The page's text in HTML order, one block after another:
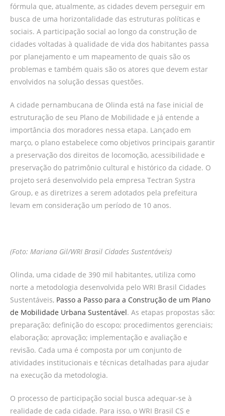
fórmula que, atualmente, as cidades devem perseguir em
busca de uma horizontalidade das estruturas políticas e
sociais. A participação social ao longo da construção de
cidades voltadas à qualidade de vida dos habitantes passa
por planejamento e um mapeamento de quais são os
problemas e também quais são os atores que devem estar
envolvidos na solução dessas questões.
A cidade pernambucana de Olinda está na fase inicial de
estruturação de seu Plano de Mobilidade e já entende a
importância dos moradores nessa etapa. Lançado em
março, o plano estabelece como objetivos principais garantir
a preservação dos direitos de locomoção, acessibilidade e
preservação do patrimônio cultural e histórico da cidade. O
projeto será desenvolvido pela empresa Tectran Systra
Group, e as diretrizes a serem adotados pela prefeitura
levam em consideração um período de 10 anos.
(Foto: Mariana Gil/WRI Brasil Cidades Sustentáveis)
Olinda, uma cidade de 390 mil habitantes, utiliza como
norte a metodologia desenvolvida pelo WRI Brasil Cidades
Sustentáveis, Passo a Passo para a Construção de um Plano
de Mobilidade Urbana Sustentável. As etapas propostas são:
preparação; definição do escopo; procedimentos gerenciais;
elaboração; aprovação; implementação e avaliação e
revisão. Cada uma é composta por um conjunto de
atividades institucionais e técnicas detalhadas para ajudar
na execução da metodologia.
O processo de participação social busca adequar-se à
realidade de cada cidade. Para isso, o WRI Brasil CS e